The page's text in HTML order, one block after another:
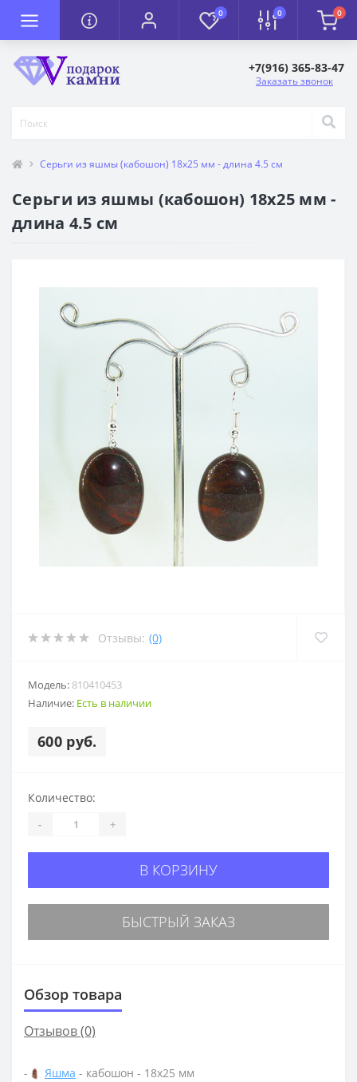
0 0 0
+7(916) 365-83-47
Заказать звонок
Серьги из яшмы (кабошон) 18х25 мм - длина 4.5 см
Серьги из яшмы (кабошон) 18х25 мм -
длина 4.5 см
Отзывы: (0)
Модель: 810410453
Наличие: Есть в наличии
600 руб.
Количество:
- +
В КОРЗИНУ
БЫСТРЫЙ ЗАКАЗ
Обзор товара
Отзывов (0)
- Яшма - кабошон - 18х25 мм